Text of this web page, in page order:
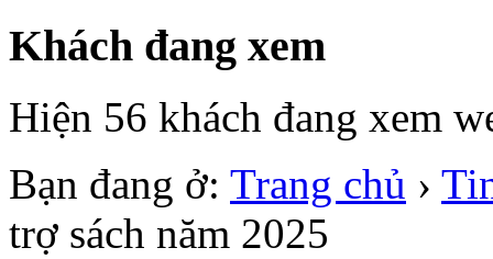
Khách đang xem
Hiện 56 khách đang xem
Bạn đang ở: Trang chủ ›
trợ sách năm 2025